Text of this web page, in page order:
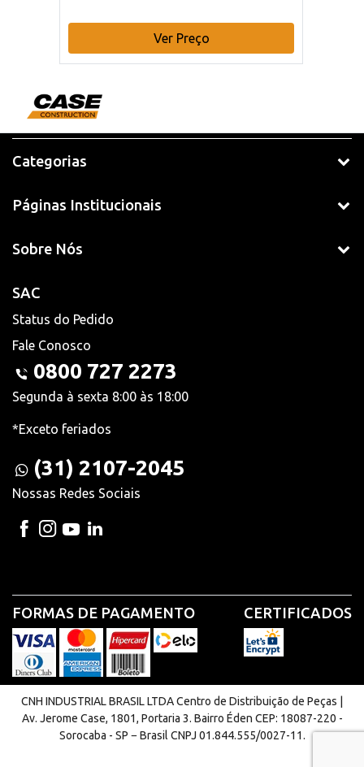
Ver Preço
Categorias
Páginas Institucionais
Sobre Nós
SAC
Status do Pedido
Fale Conosco
0800 727 2273
Segunda à sexta 8:00 às 18:00
*Exceto feriados
(31) 2107-2045
Nossas Redes Sociais
FORMAS DE PAGAMENTO CERTIFICADOS
CNH INDUSTRIAL BRASIL LTDA Centro de Distribuição de Peças |
Av. Jerome Case, 1801, Portaria 3. Bairro Éden CEP: 18087-220 -
Sorocaba - SP − Brasil CNPJ 01.844.555/0027-11.